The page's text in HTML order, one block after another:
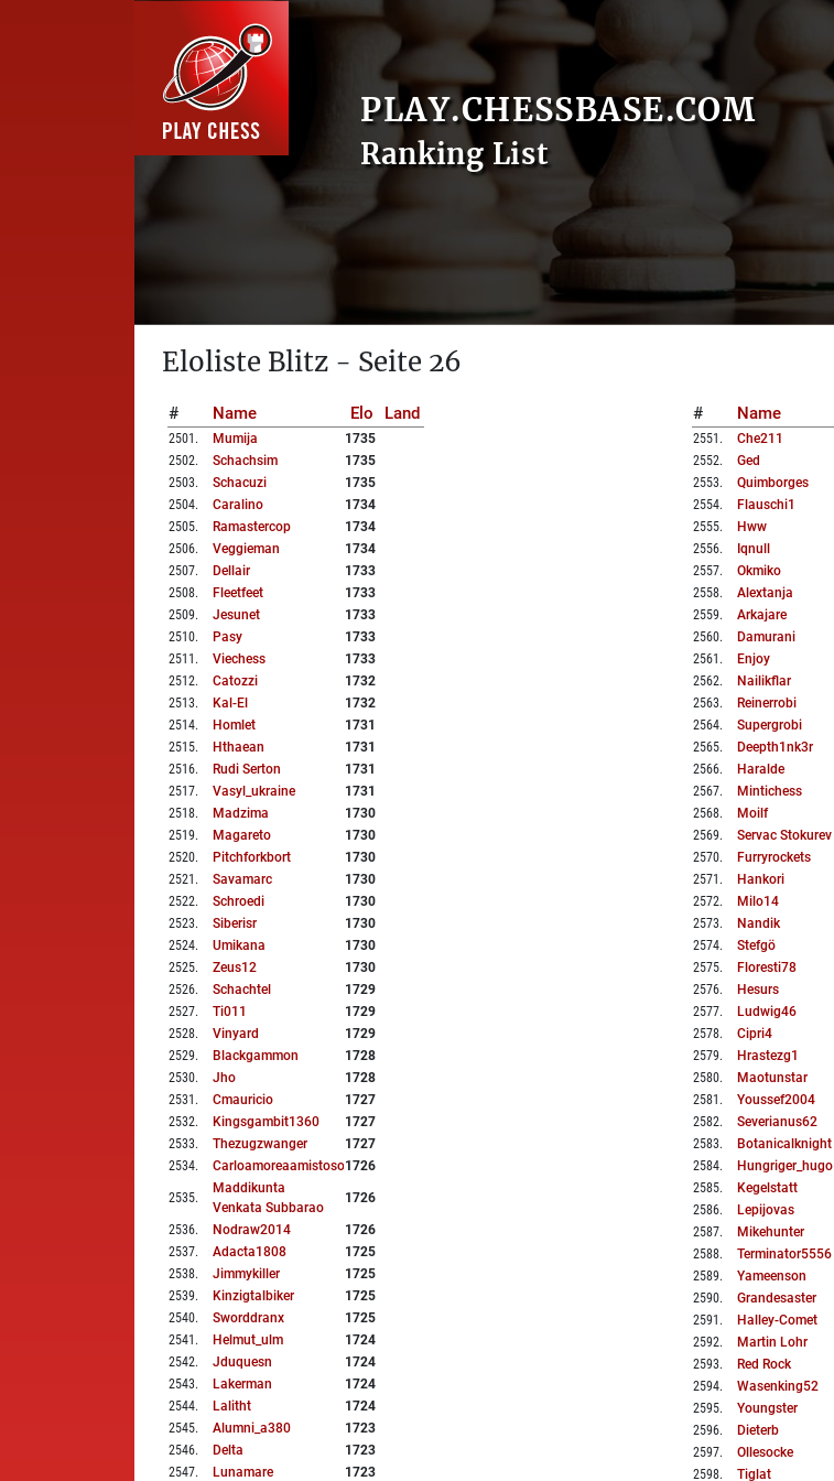
PLAY.CHESSBASE.COM
Ranking List
Eloliste Blitz - Seite 26
# Name Elo Land
2501 . Mumija
1735
2502. Schachsim
1735
2503. Schacuzi
1735
2504. Caralino
1734
2505. Ramastercop
1734
2506. Veggieman
1734
2507. Dellair
1733
2508. Fleetfeet
1733
2509. Jesunet
1733
2510. Pasy
1733
2511 . Viechess
1733
2512. Catozzi
1732
2513. Kal-El
1732
2514. Homlet
1731
2515. Hthaean
1731
2516. Rudi Serton
1731
2517. Vasyl_ukraine
1731
2518. Madzima
1730
2519. Magareto
1730
2520. Pitchforkbort
1730
2521 . Savamarc
1730
2522. Schroedi
1730
2523. Siberisr
1730
2524. Umikana
1730
2525. Zeus12
1730
2526. Schachtel
1729
2527. Ti011
1729
2528. Vinyard
1729
2529. Blackgammon
1728
2530. Jho
1728
2531 . Cmauricio
1727
2532. Kingsgambit1360
1727
2533. Thezugzwanger
1727
2534. Carloamoreaamistoso151726
2535.
Maddikunta
Venkata Subbarao
1726
2536. Nodraw2014
1726
2537. Adacta1808
1725
2538. Jimmykiller
1725
2539. Kinzigtalbiker
1725
2540. Sworddranx
1725
2541 . Helmut_ulm
1724
2542. Jduquesn
1724
2543. Lakerman
1724
2544. Lalitht
1724
2545. Alumni_a380
1723
2546. Delta
1723
2547. Lunamare
1723
# Name
2551 . Che211
2552. Ged
2553. Quimborges
2554. Flauschi1
2555. Hww
2556. Iqnull
2557. Okmiko
2558. Alextanja
2559. Arkajare
2560. Damurani
2561 . Enjoy
2562. Nailikflar
2563. Reinerrobi
2564. Supergrobi
2565. Deepth1nk3r
2566. Haralde
2567. Mintichess
2568. Moilf
2569. Servac Stokurev
2570. Furryrockets
2571 . Hankori
2572. Milo14
2573. Nandik
2574. Stefgö
2575. Floresti78
2576. Hesurs
2577. Ludwig46
2578. Cipri4
2579. Hrastezg1
2580. Maotunstar
2581 . Youssef2004
2582. Severianus62
2583. Botanicalknight
2584. Hungriger_hugo
2585. Kegelstatt
2586. Lepijovas
2587. Mikehunter
2588. Terminator5556
2589. Yameenson
2590. Grandesaster
2591 . Halley-Comet
2592. Martin Lohr
2593. Red Rock
2594. Wasenking52
2595. Youngster
2596. Dieterb
2597. Ollesocke
2598. Tiglat